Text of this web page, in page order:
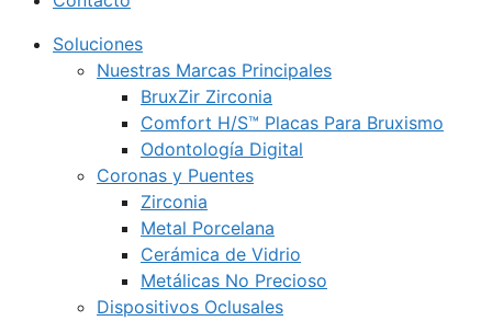
Soluciones
Nuestras Marcas Principales
BruxZir Zirconia
Comfort H/S™ Placas Para Bruxismo
Odontología Digital
Coronas y Puentes
Zirconia
Metal Porcelana
Cerámica de Vidrio
Metálicas No Precioso
Dispositivos Oclusales